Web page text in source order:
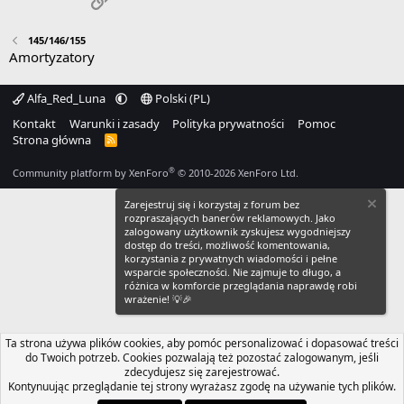
145/146/155
Amortyzatory
Alfa_Red_Luna
Polski (PL)
Kontakt
Warunki i zasady Polityka prywatności
Pomoc
Strona główna
R
Community platform by XenForo® © 2010-2026 XenForo Ltd.
Zarejestruj się i korzystaj z forum bez
rozpraszających banerów reklamowych. Jako
zalogowany użytkownik zyskujesz wygodniejszy
dostęp do treści, możliwość komentowania,
korzystania z prywatnych wiadomości i pełne
wsparcie społeczności. Nie zajmuje to długo, a
różnica w komforcie przeglądania naprawdę robi
wrażenie! 💡🎉
Ta strona używa plików cookies, aby pomóc personalizować i dopasować treści
do Twoich potrzeb. Cookies pozwalają też pozostać zalogowanym, jeśli
zdecydujesz się zarejestrować.
Kontynuując przeglądanie tej strony wyrażasz zgodę na używanie tych plików.